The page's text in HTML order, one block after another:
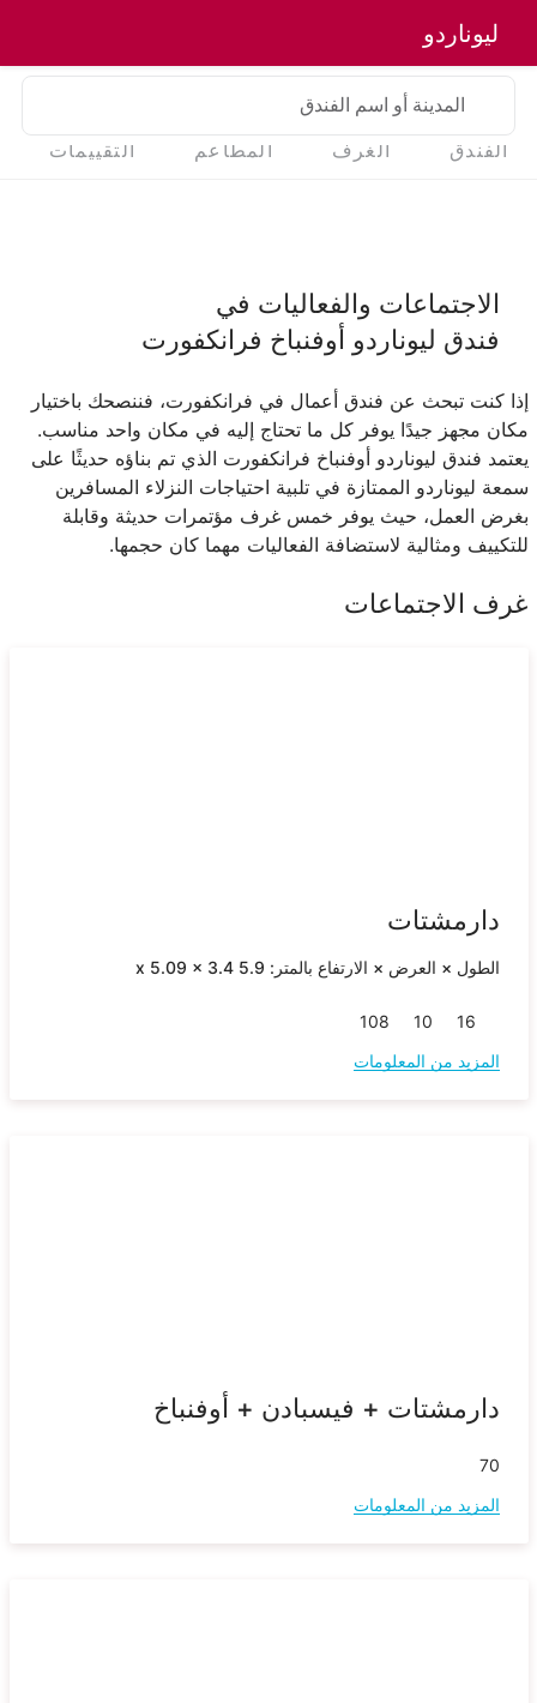
ليوناردو
المدينة أو اسم الفندق
الفندق الغرف المطاعم التقييمات
الاجتماعات والفعاليات في
فندق ليوناردو أوفنباخ فرانكفورت
إذا كنت تبحث عن فندق أعمال في فرانكفورت، فننصحك باختيار
مكان مجهز جيدًا يوفر كل ما تحتاج إليه في مكان واحد مناسب.
يعتمد فندق ليوناردو أوفنباخ فرانكفورت الذي تم بناؤه حديثًا على
سمعة ليوناردو الممتازة في تلبية احتياجات النزلاء المسافرين
بغرض العمل، حيث يوفر خمس غرف مؤتمرات حديثة وقابلة
للتكييف ومثالية لاستضافة الفعاليات مهما كان حجمها.
غرف الاجتماعات
دارمشتات
الطول × العرض × الارتفاع بالمتر: 5.9 x 5.09 x 3.4
16
10
8
10
المزيد من المعلومات
دارمشتات + فيسبادن + أوفنباخ
70
المزيد من المعلومات